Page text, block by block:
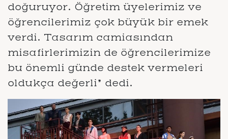
doğuruyor. Öğretim üyelerimiz ve
öğrencilerimiz çok büyük bir emek
verdi. Tasarım camiasından
misafirlerimizin de öğrencilerimize
bu önemli günde destek vermeleri
oldukça değerli” dedi.